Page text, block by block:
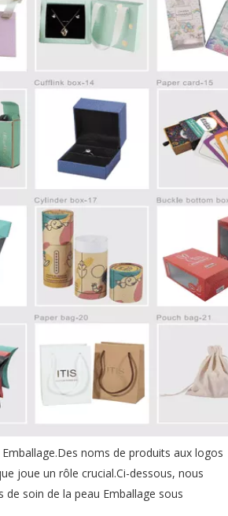
noms de produits aux logos
joue un rôle crucial.Ci-dessous, nous
soin de la peau Emballage sous